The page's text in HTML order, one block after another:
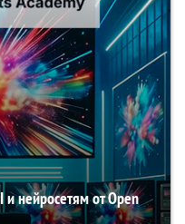
нейросетям от Open